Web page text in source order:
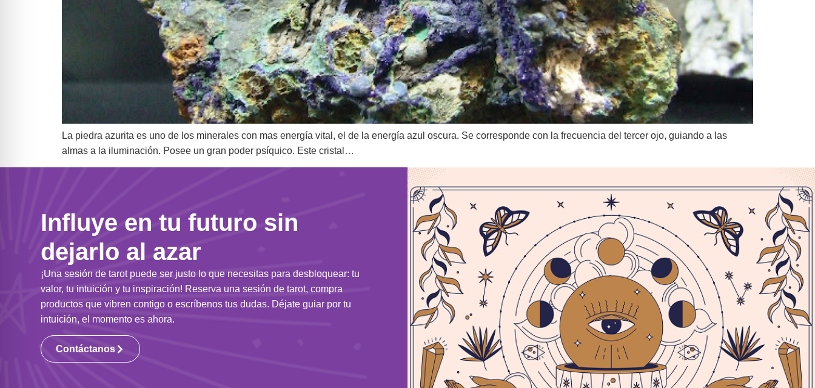
La piedra azurita es uno de los minerales con mas energía vital, el de la energía azul oscura. Se corresponde con la frecuencia del tercer ojo, guiando a las
almas a la iluminación. Posee un gran poder psíquico. Este cristal…
Influye en tu futuro sin
dejarlo al azar
¡Una sesión de tarot puede ser justo lo que necesitas para desbloquear: tu
valor, tu intuición y tu inspiración! Reserva una sesión de tarot, compra
productos que vibren contigo o escríbenos tus dudas. Déjate guiar por tu
intuición, el momento es ahora.
Contáctanos